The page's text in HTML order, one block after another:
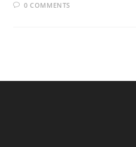
0 COMMENTS